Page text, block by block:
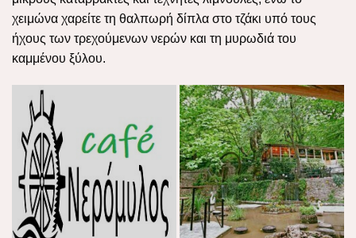
χειμώνα χαρείτε τη θαλπωρή δίπλα στο τζάκι υπό τους
ήχους των τρεχούμενων νερών και τη μυρωδιά του
καμμένου ξύλου.